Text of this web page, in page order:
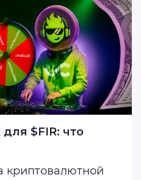
$FIR: что
криптовалютной